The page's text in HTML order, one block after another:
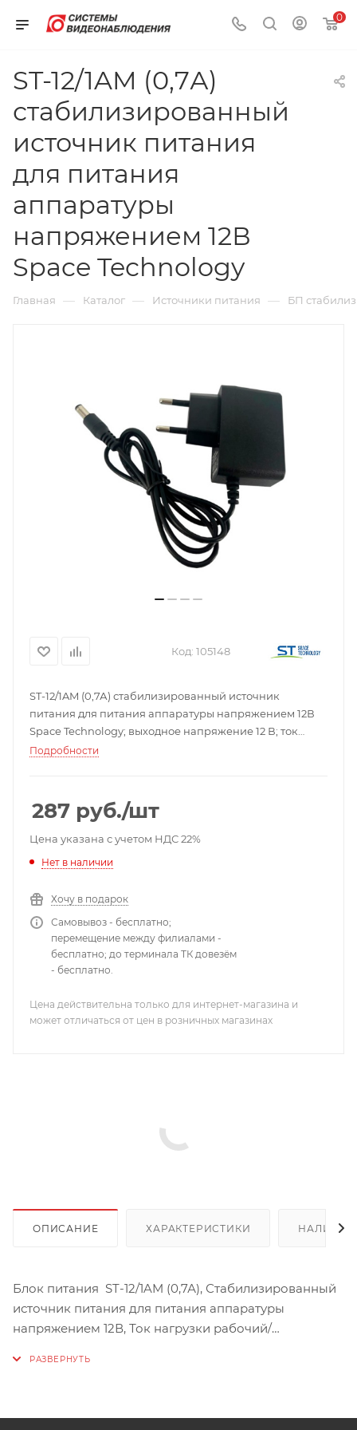
0
ST-12/1AM (0,7А)
стабилизированный
источник питания
для питания
аппаратуры
напряжением 12В
Space Technology
Главная — Каталог — Источники питания — БП
Код: 105148
ST-12/1AM (0,7А) стабилизированный источник
питания для питания аппаратуры напряжением 12В
Space Technology; выходное напряжение 12 В; ток
нагрузки 0.7 А; 0…+40°C; 74х56х25 мм.
Подробности
287 руб./шт
Цена указана с учетом НДС 22%
Нет в наличии
Хочу в подарок
Самовывоз - бесплатно;
перемещение между филиалами -
бесплатно; до терминала ТК довезём
- бесплатно.
Цена действительна только для интернет-магазина и
может отличаться от цен в розничных магазинах
ОПИСАНИЕ ХАРАКТЕРИСТИКИ НАЛИЧИЕ
Блок питания ST-12/1AM (0,7А), Стабилизированный
источник питания для питания аппаратуры
напряжением 12В, Ток нагрузки рабочий/